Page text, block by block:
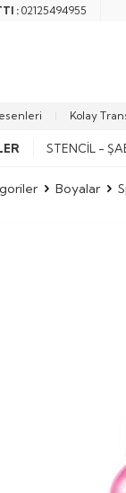
: 02125494955
Kolay
STENCIL -
Boyalar